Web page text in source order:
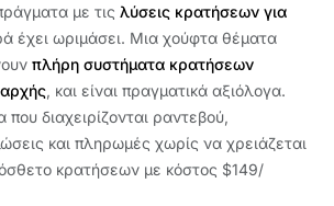
με τις λύσεις κρατήσεων για
έχει ωριμάσει. Μια χούφτα θέματα
πλήρη συστήματα κρατήσεων
, και είναι πραγματικά αξιόλογα.
διαχειρίζονται ραντεβού,
και πληρωμές χωρίς να χρειάζεται
κρατήσεων με κόστος $149/